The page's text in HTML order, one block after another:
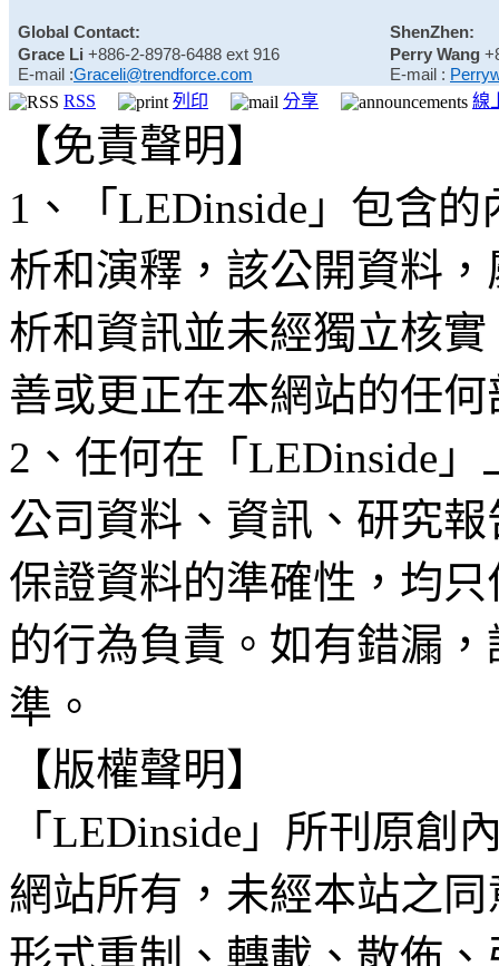
Global Contact:
ShenZhen:
Grace Li +886-2-8978-6488 ext 916
E-mail :Graceli@trendforce.com
Perry Wang
E-mail :
RSS
列印 分享 線
【免責聲明】
1、「LEDinside」包含
析和演釋，該公開資料
析和資訊並未經獨立核
善或更正在本網站的任
2、任何在「LEDinside
公司資料、資訊、研究
保證資料的準確性，均
的行為負責。如有錯漏
準。
【版權聲明】
「LEDinside」所刊原創
網站所有，未經本站之
形式重制、轉載、散佈